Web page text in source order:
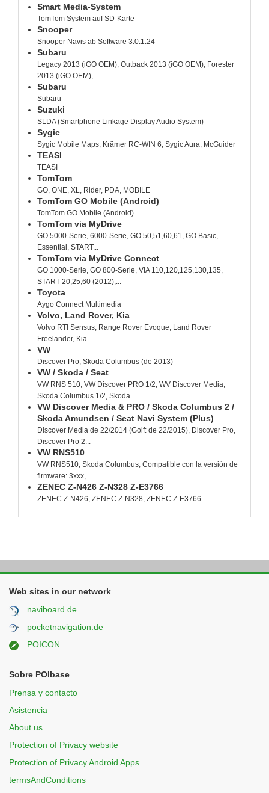
Smart Media-System
TomTom System auf SD-Karte
Snooper
Snooper Navis ab Software 3.0.1.24
Subaru
Legacy 2013 (iGO OEM), Outback 2013 (iGO OEM), Forester
2013 (iGO OEM),...
Subaru
Subaru
Suzuki
SLDA (Smartphone Linkage Display Audio System)
Sygic
Sygic Mobile Maps, Krämer RC-WIN 6, Sygic Aura, McGuider
TEASI
TEASI
TomTom
GO, ONE, XL, Rider, PDA, MOBILE
TomTom GO Mobile (Android)
TomTom GO Mobile (Android)
TomTom via MyDrive
GO 5000-Serie, 6000-Serie, GO 50,51,60,61, GO Basic,
Essential, START...
TomTom via MyDrive Connect
GO 1000-Serie, GO 800-Serie, VIA 110,120,125,130,135,
START 20,25,60 (2012),...
Toyota
Aygo Connect Multimedia
Volvo, Land Rover, Kia
Volvo RTI Sensus, Range Rover Evoque, Land Rover
Freelander, Kia
VW
Discover Pro, Skoda Columbus (de 2013)
VW / Skoda / Seat
VW RNS 510, VW Discover PRO 1/2, WV Discover Media,
Skoda Columbus 1/2, Skoda...
VW Discover Media & PRO / Skoda Columbus 2 /
Skoda Amundsen / Seat Navi System (Plus)
Discover Media de 22/2014 (Golf: de 22/2015), Discover Pro,
Discover Pro 2...
VW RNS510
VW RNS510, Skoda Columbus, Compatible con la versión de
firmware: 3xxx,...
ZENEC Z-N426 Z-N328 Z-E3766
ZENEC Z-N426, ZENEC Z-N328, ZENEC Z-E3766
Web sites in our network
naviboard.de
pocketnavigation.de
POICON
Sobre POIbase
Prensa y contacto
Asistencia
About us
Protection of Privacy website
Protection of Privacy Android Apps
termsAndConditions